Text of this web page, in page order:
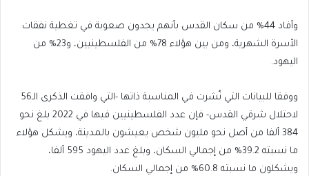
وأفاد 44% من سكان القدس بأنهم يجدون صعوبة في تغطية نفقات
الأسرة الشهرية، ومن بين هؤلاء 78% من الفلسطينيين، و23% من
اليهود.
ووفقا للبيانات التي نُشرت في المناسبة ذاتها -التي وافقت الذكرى الـ56
لاحتلال شرقي القدس- فإن عدد الفلسطينيين فيها في 2022 بلغ نحو
384 ألفا من أصل نحو مليون شخص يعيشون بالمدينة، ويشكل هؤلاء
ما نسبته 39.2% من إجمالي السكان، وبلغ عدد اليهود 595 ألفا،
ويشكلون ما نسبته 60.8% من إجمالي السكان.